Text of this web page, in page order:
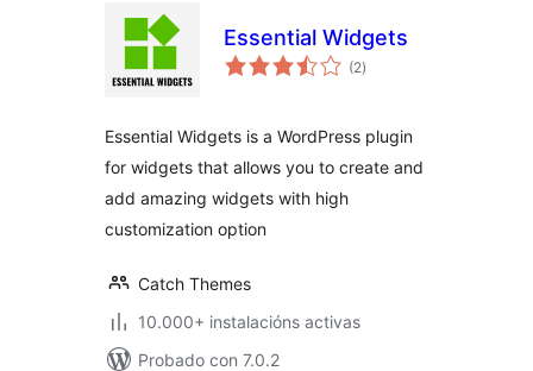
Essential Widgets
(2valoracións
totais
)
Essential Widgets is a WordPress plugin
for widgets that allows you to create and
add amazing widgets with high
customization option
Catch Themes
10.000+ instalacións activas
Probado con 7.0.2